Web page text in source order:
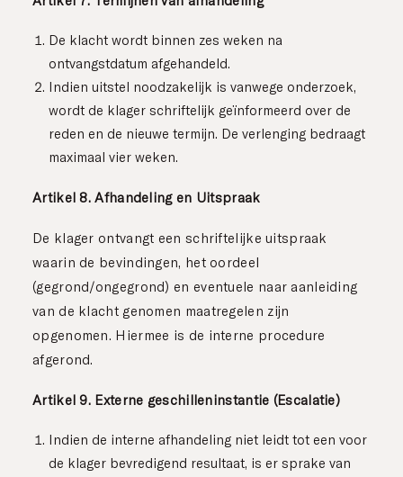
De klacht wordt binnen zes weken na
ontvangstdatum afgehandeld.
Indien uitstel noodzakelijk is vanwege onderzoek,
wordt de klager schriftelijk geïnformeerd over de
reden en de nieuwe termijn. De verlenging bedraagt
maximaal vier weken.
Artikel 8. Afhandeling en Uitspraak
De klager ontvangt een schriftelijke uitspraak
waarin de bevindingen, het oordeel
(gegrond/ongegrond) en eventuele naar aanleiding
van de klacht genomen maatregelen zijn
opgenomen. Hiermee is de interne procedure
afgerond.
Artikel 9. Externe geschilleninstantie (Escalatie)
Indien de interne afhandeling niet leidt tot een voor
de klager bevredigend resultaat, is er sprake van